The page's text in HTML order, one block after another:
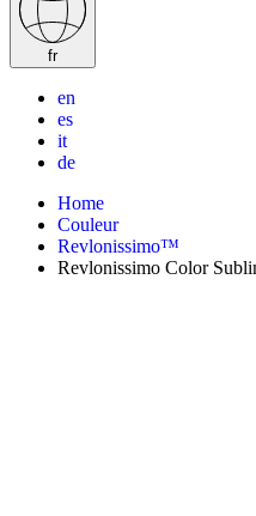
fr
en
es
it
de
Home
Couleur
Revlonissimo™
Revlonissimo Color